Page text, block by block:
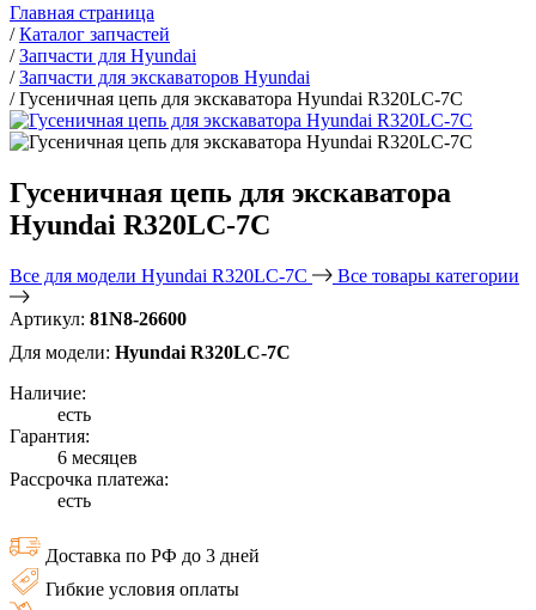
Главная страница
/Каталог запчастей
/Запчасти для Hyundai
/Запчасти для экскаваторов Hyundai
/Гусеничная цепь для экскаватора Hyundai R320LC-7C
Гусеничная цепь для экскаватора
Hyundai R320LC-7C
Все для модели Hyundai R320LC-7C Все товары категории
Артикул: 81N8-26600
Для модели: Hyundai R320LC-7C
Наличие:
есть
Гарантия:
6 месяцев
Рассрочка платежа:
есть
Доставка по РФ до 3 дней
Гибкие условия оплаты